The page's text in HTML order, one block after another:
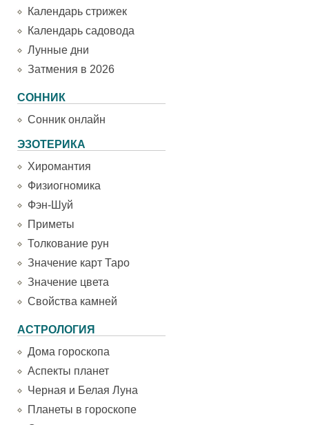
Календарь стрижек
Календарь садовода
Лунные дни
Затмения в 2026
СОННИК
Сонник онлайн
ЭЗОТЕРИКА
Хиромантия
Физиогномика
Фэн-Шуй
Приметы
Толкование рун
Значение карт Таро
Значение цвета
Свойства камней
АСТРОЛОГИЯ
Дома гороскопа
Аспекты планет
Черная и Белая Луна
Планеты в гороскопе